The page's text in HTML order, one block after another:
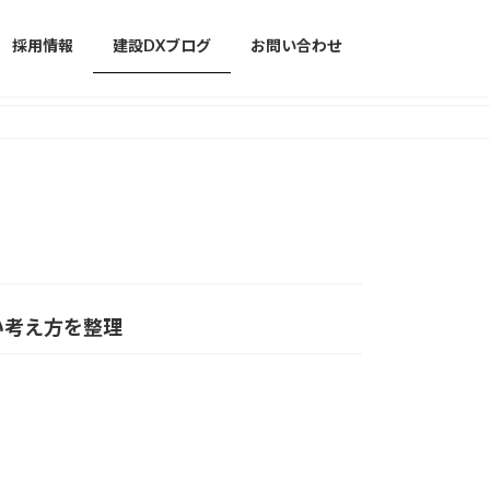
採用情報 建設DXブログ お問い合わせ
え方を整理